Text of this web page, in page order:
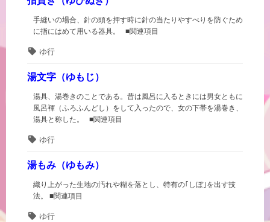
手縫いの場合、針の頭を押す時に針の当たりやすべりを防ぐため
に指にはめて用いる器具。 ■関連項目
タ ゆ行
湯文字（ゆもじ）
湯具、湯巻きのことである。昔は風呂に入るときには男女ともに
風呂褌（ふろふんどし）をして入ったので、女の下帯を湯巻き、
湯具と称した。 ■関連項目
タ ゆ行
湯もみ（ゆもみ）
織り上がった生地の汚れや糊を落とし、特有の｢しぼ｣を出す技
法。 ■関連項目
タ ゆ行